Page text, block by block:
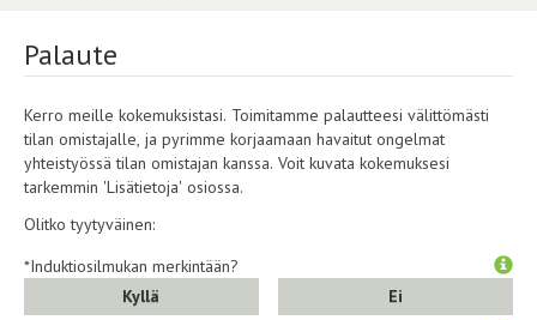
Palaute
Kerro meille kokemuksistasi. Toimitamme palautteesi välittömästi
tilan omistajalle, ja pyrimme korjaamaan havaitut ongelmat
yhteistyössä tilan omistajan kanssa. Voit kuvata kokemuksesi
tarkemmin 'Lisätietoja' osiossa.
Olitko tyytyväinen:
*Induktiosilmukan merkintään?
Kyllä
Ei